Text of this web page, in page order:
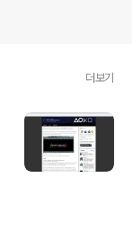
더보기